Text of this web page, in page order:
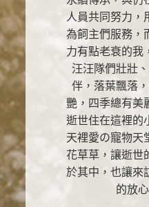
人員共同努力，
為飼主們服務，
力有點老衰的我
汪汪隊們壯壯
伴，落葉飄落
艷，四季總有美
逝世住在這裡的
天裡愛の寵物天
花草草，讓逝世
於其中，也讓來
的放